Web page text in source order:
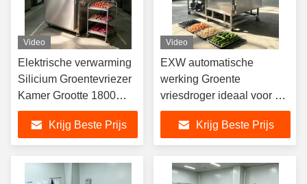
Video
Elektrische verwarming
Silicium Groentevriezer
Kamer Grootte 1800
1700 1300mm
Algemene grootte 3800
1700 2000mm
Ontworpen voor
vriesdrogen
Krijg Beste Prijs
Video
EXW automatische
werking Groente
vriesdroger ideaal voor het
behoud van groenten
versheid en tijdens het
vriesdrogen proces
Krijg Beste Prijs